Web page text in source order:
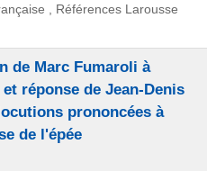
, Références Larousse
de Marc Fumaroli à
réponse de Jean-Denis
prononcées à
de l'épée